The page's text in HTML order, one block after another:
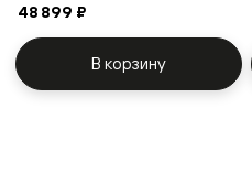
48 899 ₽
В корзину